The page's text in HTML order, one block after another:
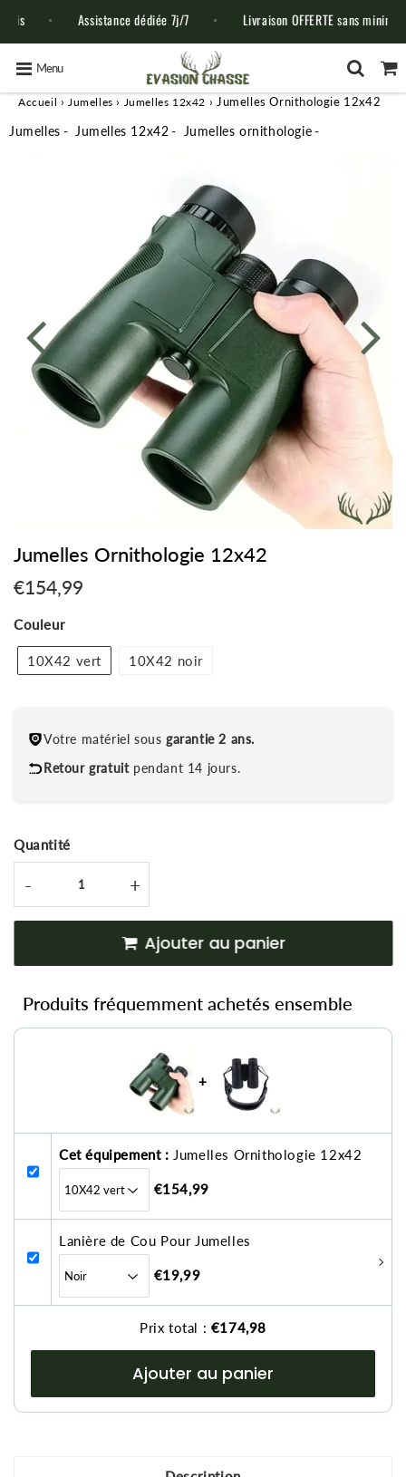
Assistance dédiée 7j/7 Livraison OFFERTE sans minimum d'achat
Menu
Accueil › Jumelles › Jumelles 12x42 › Jumelles Ornithologie 12x42
Jumelles Jumelles 12x42 Jumelles ornithologie
Jumelles Ornithologie 12x42
€154,99
price
Couleur
10X42 vert 10X42 noir
Votre matériel sous garantie 2 ans.
Retour gratuitpendant 14 jours.
Quantité
- +
Ajouter au panier
Produits fréquemment achetés ensemble
+
Cet équipement : Jumelles Ornithologie 12x42
€154,99
Lanière de Cou Pour Jumelles
€19,99
Prix total : €174,98
Ajouter au panier